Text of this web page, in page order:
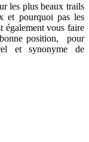
les plus beaux trails
et pourquoi pas les
également vous faire
position, pour
et synonyme de